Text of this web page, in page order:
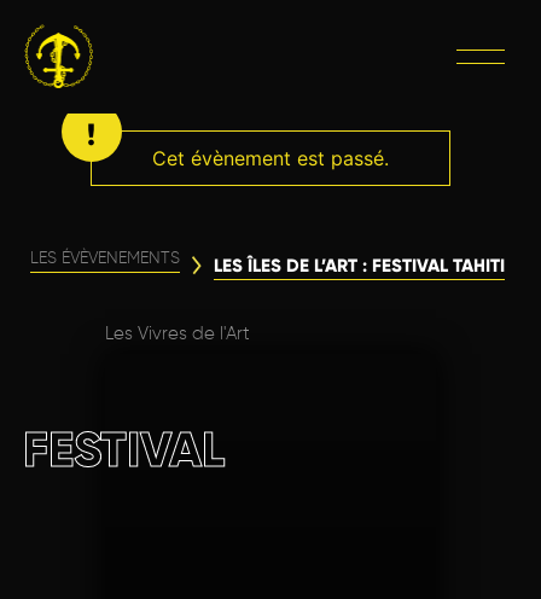
Cet évènement est passé.
LES ÉVÈVENEMENTS LES ÎLES DE L’ART : FESTIVAL TAHITI
Les Vivres de l'Art
FESTIVAL